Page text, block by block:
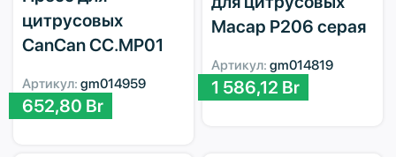
цитрусовых
CanCan CC.MP01
Артикул: gm014959
652,80 Br
Macap P206 серая
Артикул: gm014819
1 586,12 Br